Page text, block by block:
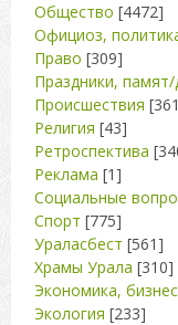
Общество [4472]
Официоз,
Право [309]
Праздники,
Происшествия
Религия [43]
Ретроспектива
Реклама [1]
Социальные
Спорт [775]
Ураласбест [561]
Храмы Урала [310]
Экономика, бизнес
Экология [233]